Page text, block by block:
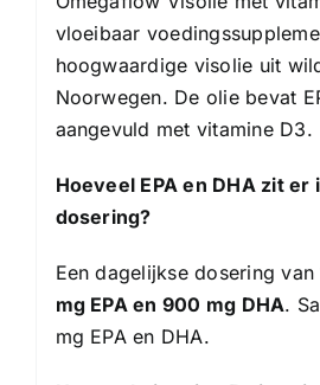
vloeibaar
hoogwaardige visolie uit
Noorwegen. De olie bevat
aangevuld met vitamine D3.
Hoeveel EPA en DHA zit er
dosering?
Een dagelijkse dosering
mg EPA en 900 mg DHA.
mg EPA en DHA.